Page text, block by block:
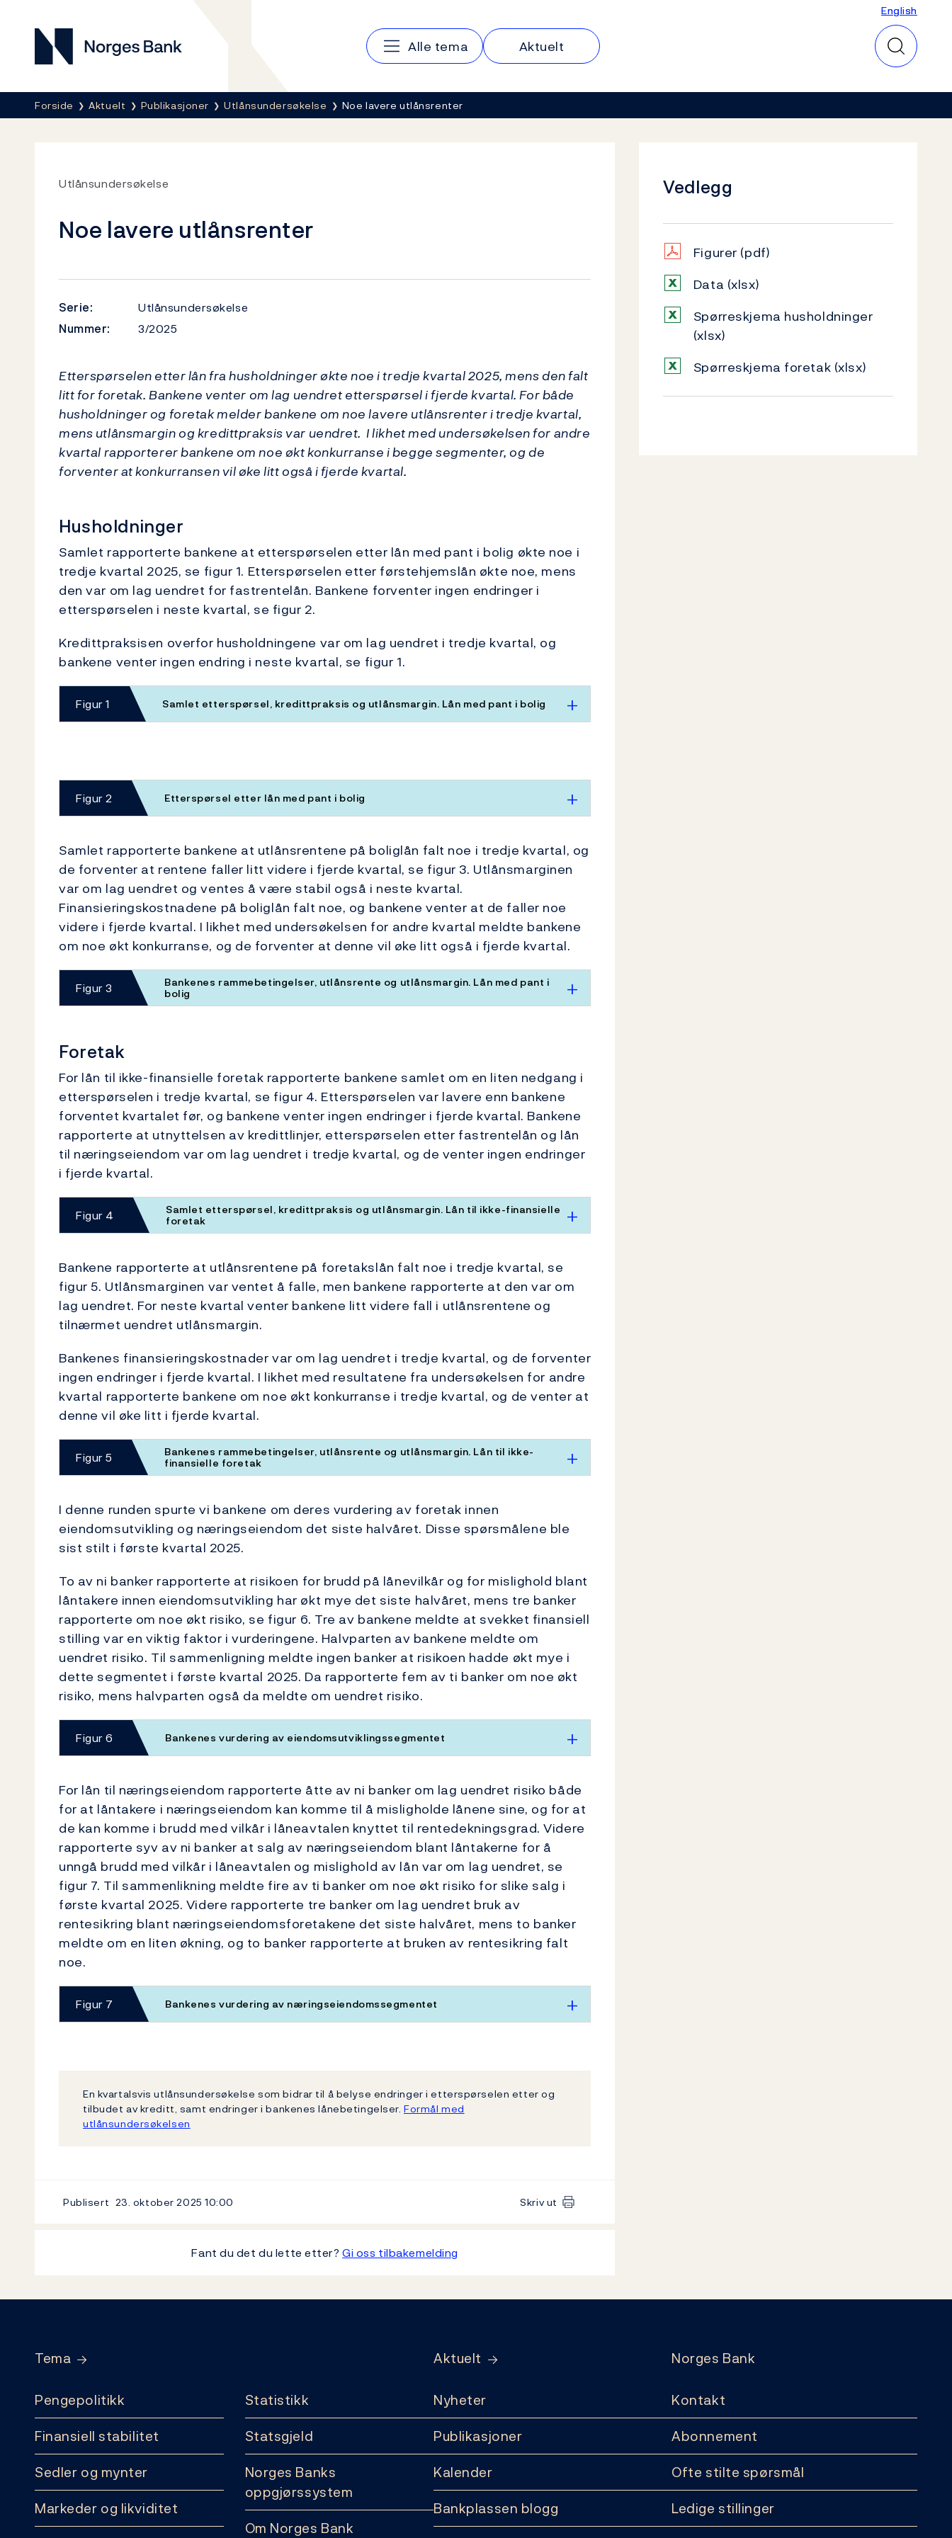
Norges Bank
Hovedmeny
Alle tema Aktuelt
English
English
Her er du nå:
Forside Aktuelt Publikasjoner Utlånsundersøkelse Noe lavere utlånsrenter
Utlånsundersøkelse
Noe lavere utlånsrenter
Serie:
Utlånsundersøkelse
Nummer:
3/2025
Etterspørselen etter lån fra husholdninger økte noe i tredje kvartal 2025, mens den falt
litt for foretak. Bankene venter om lag uendret etterspørsel i fjerde kvartal. For både
husholdninger og foretak melder bankene om noe lavere utlånsrenter i tredje kvartal,
mens utlånsmargin og kredittpraksis var uendret. I likhet med undersøkelsen for andre
kvartal rapporterer bankene om noe økt konkurranse i begge segmenter, og de
forventer at konkurransen vil øke litt også i fjerde kvartal.
Husholdninger
Samlet rapporterte bankene at etterspørselen etter lån med pant i bolig økte noe i
tredje kvartal 2025, se figur 1. Etterspørselen etter førstehjemslån økte noe, mens
den var om lag uendret for fastrentelån. Bankene forventer ingen endringer i
etterspørselen i neste kvartal, se figur 2.
Kredittpraksisen overfor husholdningene var om lag uendret i tredje kvartal, og
bankene venter ingen endring i neste kvartal, se figur 1.
Figur 1 Samlet etterspørsel, kredittpraksis og utlånsmargin. Lån med pant i bolig
Figur 2 Etterspørsel etter lån med pant i bolig
Samlet rapporterte bankene at utlånsrentene på boliglån falt noe i tredje kvartal, og
de forventer at rentene faller litt videre i fjerde kvartal, se figur 3. Utlånsmarginen
var om lag uendret og ventes å være stabil også i neste kvartal.
Finansieringskostnadene på boliglån falt noe, og bankene venter at de faller noe
videre i fjerde kvartal. I likhet med undersøkelsen for andre kvartal meldte bankene
om noe økt konkurranse, og de forventer at denne vil øke litt også i fjerde kvartal.
Figur 3 Bankenes rammebetingelser, utlånsrente og utlånsmargin. Lån med pant i
bolig
Foretak
For lån til ikke-finansielle foretak rapporterte bankene samlet om en liten nedgang i
etterspørselen i tredje kvartal, se figur 4. Etterspørselen var lavere enn bankene
forventet kvartalet før, og bankene venter ingen endringer i fjerde kvartal. Bankene
rapporterte at utnyttelsen av kredittlinjer, etterspørselen etter fastrentelån og lån
til næringseiendom var om lag uendret i tredje kvartal, og de venter ingen endringer
i fjerde kvartal.
Figur 4 Samlet etterspørsel, kredittpraksis og utlånsmargin. Lån til ikke-finansielle
foretak
Bankene rapporterte at utlånsrentene på foretakslån falt noe i tredje kvartal, se
figur 5. Utlånsmarginen var ventet å falle, men bankene rapporterte at den var om
lag uendret. For neste kvartal venter bankene litt videre fall i utlånsrentene og
tilnærmet uendret utlånsmargin.
Bankenes finansieringskostnader var om lag uendret i tredje kvartal, og de forventer
ingen endringer i fjerde kvartal. I likhet med resultatene fra undersøkelsen for andre
kvartal rapporterte bankene om noe økt konkurranse i tredje kvartal, og de venter at
denne vil øke litt i fjerde kvartal.
Figur 5 Bankenes rammebetingelser, utlånsrente og utlånsmargin. Lån til ikke-
finansielle foretak
I denne runden spurte vi bankene om deres vurdering av foretak innen
eiendomsutvikling og næringseiendom det siste halvåret. Disse spørsmålene ble
sist stilt i første kvartal 2025.
To av ni banker rapporterte at risikoen for brudd på lånevilkår og for mislighold blant
låntakere innen eiendomsutvikling har økt mye det siste halvåret, mens tre banker
rapporterte om noe økt risiko, se figur 6. Tre av bankene meldte at svekket finansiell
stilling var en viktig faktor i vurderingene. Halvparten av bankene meldte om
uendret risiko. Til sammenligning meldte ingen banker at risikoen hadde økt mye i
dette segmentet i første kvartal 2025. Da rapporterte fem av ti banker om noe økt
risiko, mens halvparten også da meldte om uendret risiko.
Figur 6 Bankenes vurdering av eiendomsutviklingssegmentet
For lån til næringseiendom rapporterte åtte av ni banker om lag uendret risiko både
for at låntakere i næringseiendom kan komme til å misligholde lånene sine, og for at
de kan komme i brudd med vilkår i låneavtalen knyttet til rentedekningsgrad. Videre
rapporterte syv av ni banker at salg av næringseiendom blant låntakerne for å
unngå brudd med vilkår i låneavtalen og mislighold av lån var om lag uendret, se
figur 7. Til sammenlikning meldte fire av ti banker om noe økt risiko for slike salg i
første kvartal 2025. Videre rapporterte tre banker om lag uendret bruk av
rentesikring blant næringseiendomsforetakene det siste halvåret, mens to banker
meldte om en liten økning, og to banker rapporterte at bruken av rentesikring falt
noe.
Figur 7 Bankenes vurdering av næringseiendomssegmentet
En kvartalsvis utlånsundersøkelse som bidrar til å belyse endringer i etterspørselen etter og
tilbudet av kreditt, samt endringer i bankenes lånebetingelser. Formål med
utlånsundersøkelsen
Publisert 23. oktober 202510:00 Skriv ut
Fant du det du lette etter?Gi oss tilbakemelding
Vedlegg
Figurer (pdf)
Data (xlsx)
Spørreskjema husholdninger
(xlsx)
Spørreskjema foretak (xlsx)
Tema
Pengepolitikk
Finansiell stabilitet
Sedler og mynter
Markeder og likviditet
Statistikk
Statsgjeld
Norges Banks
oppgjørssystem
Om Norges Bank
Aktuelt
Nyheter
Publikasjoner
Kalender
Bankplassen blogg
Norges Bank
Kontakt
Abonnement
Ofte stilte spørsmål
Ledige stillinger